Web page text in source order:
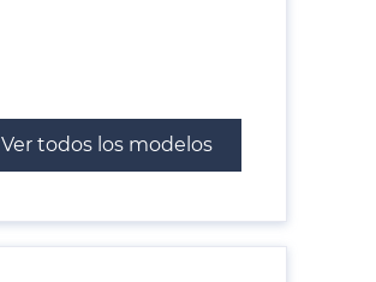
Ver todos los modelos